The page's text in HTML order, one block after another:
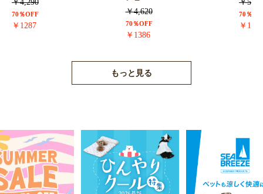
70％OFF
￥1287
￥4,620
70％OFF
￥1386
70％
￥
もっと見る